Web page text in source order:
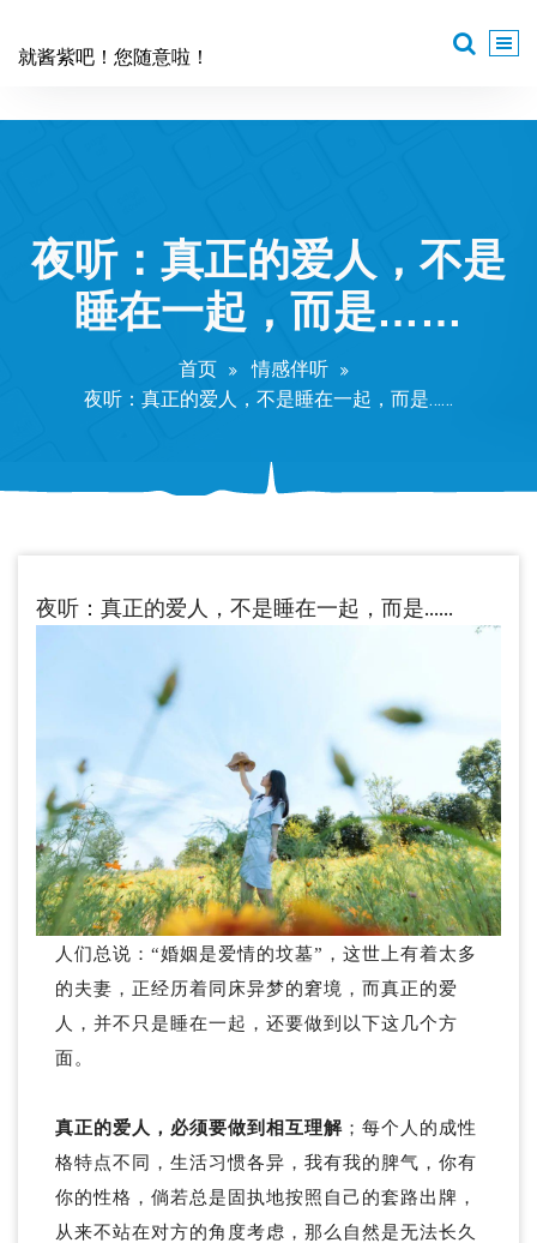
就酱紫吧！您随意啦！
夜听：真正的爱人，不是
睡在一起，而是……
首页
情感伴听
夜听：真正的爱人，不是睡在一起，而是……
夜听：真正的爱人，不是睡在一起，而是……
人们总说：“婚姻是爱情的坟墓”，这世上有着太多
的夫妻，正经历着同床异梦的窘境，而真正的爱
人，并不只是睡在一起，还要做到以下这几个方
面。
真正的爱人，必须要做到相互理解 ；每个人的成性
格特点不同，生活习惯各异，我有我的脾气，你有
你的性格，倘若总是固执地按照自己的套路出牌，
从来不站在对方的角度考虑，那么自然是无法长久